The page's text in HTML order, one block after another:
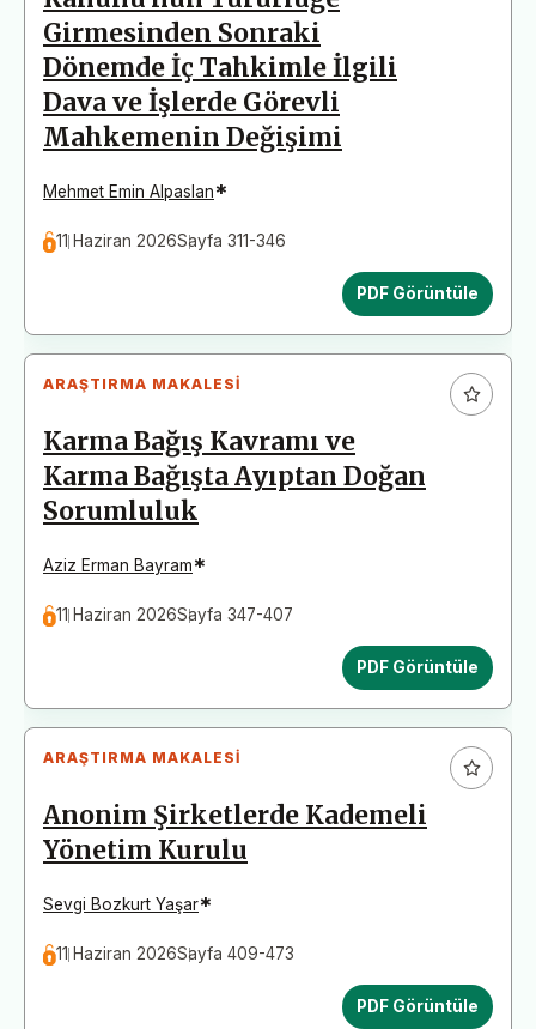
Girmesinden Sonraki
Dönemde İç Tahkimle İlgili
Dava ve İşlerde Görevli
Mahkemenin Değişimi
Mehmet Emin Alpaslan*
11 Haziran 2026Sayfa 311-346
PDF Görüntüle
ARAŞTIRMA MAKALESI
Karma Bağış Kavramı ve
Karma Bağışta Ayıptan Doğan
Sorumluluk
Aziz Erman Bayram*
11 Haziran 2026Sayfa 347-407
PDF Görüntüle
ARAŞTIRMA MAKALESI
Anonim Şirketlerde Kademeli
Yönetim Kurulu
Sevgi Bozkurt Yaşar*
11 Haziran 2026Sayfa 409-473
PDF Görüntüle